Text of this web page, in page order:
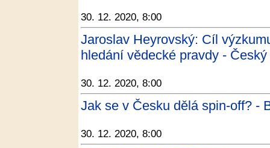
30. 12. 2020, 8:00
Jaroslav Heyrovský: Cíl
hledání vědecké pravdy -
30. 12. 2020, 8:00
Jak se v Česku dělá spin-off? -
30. 12. 2020, 8:00